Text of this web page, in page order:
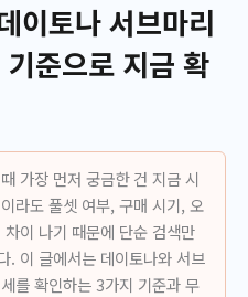
이토나 서브마리
준으로 지금 확
가장 먼저 궁금한 건 지금 시
라도 풀셋 여부, 구매 시기, 오
이 나기 때문에 단순 검색만
. 이 글에서는 데이토나와 서브
를 확인하는 3가지 기준과 무